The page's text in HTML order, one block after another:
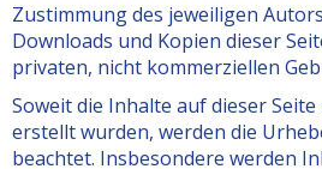
Zustimmung des jeweiligen
Downloads und Kopien dieser
privaten, nicht kommerziellen
Soweit die Inhalte auf dieser
erstellt wurden, werden die
beachtet. Insbesondere werden